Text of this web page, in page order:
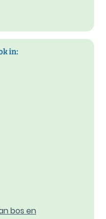
in:
bos en